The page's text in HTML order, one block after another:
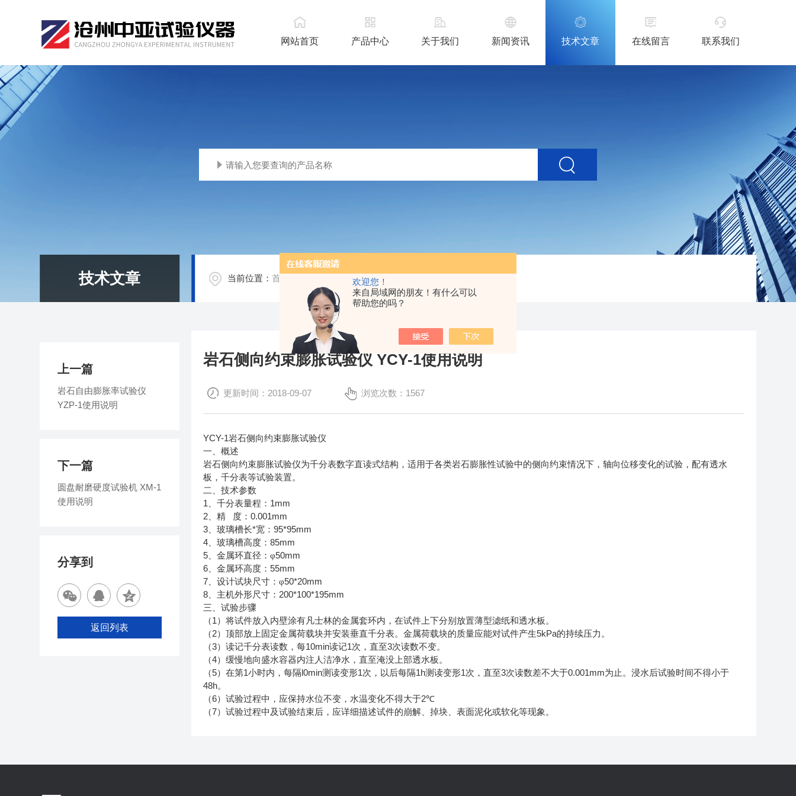
欢迎您！
来自局域网的朋友！有什么可以
帮助您的吗？
网站首页 产品中心 关于我们 新闻资讯 技术文章 在线留言 联系我们
技术文章 当前位置：首页 / 岩石侧向约束膨胀试验仪 YCY-1使用说明
岩石侧向约束膨胀试验仪 YCY-1使用说明
更新时间：2018-09-07 浏览次数：1567
YCY-1岩石侧向约束膨胀试验仪
一、概述
岩石侧向约束膨胀试验仪为千分表数字直读式结构，适用于各类岩石膨胀性试验中的侧向约束情况下，轴向位移变化的试验，配有透水
板，千分表等试验装置。
二、技术参数
1 、千分表量程： 1mm
2 、精 度：0.001mm
3 、玻璃槽长*宽：95*95mm
4 、玻璃槽高度：85mm
5 、金属环直径：φ50mm
6 、金属环高度：55mm
7 、设计试块尺寸：φ50*20mm
8 、主机外形尺寸： 200*100*195mm
三、试验步骤
（1）将试件放入内壁涂有凡士林的金属套环内，在试件上下分别放置薄型滤纸和透水板。
（2）顶部放上固定金属荷载块并安装垂直千分表。金属荷载块的质量应能对试件产生5kPa的持续压力。
（3）读记千分表读数，每10min读记1次，直至3次读数不变。
（4）缓慢地向盛水容器内注人洁净水，直至淹没上部透水板。
（5）在第1小时内，每隔l0min测读变形1次，以后每隔1h测读变形1次，直至3次读数差不大于0.001mm为止。浸水后试验时间不得小于
48h。
（6）试验过程中，应保持水位不变，水温变化不得大于2℃
（7）试验过程中及试验结束后，应详细描述试件的崩解、掉块、表面泥化或软化等现象。
上一篇
岩石自由膨胀率试验仪
YZP-1使用说明
下一篇
圆盘耐磨硬度试验机 XM-1
使用说明
分享到
返回列表